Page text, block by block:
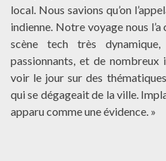
local. Nous savions qu’on
indienne. Notre voyage nous
scène tech très dynamique,
passionnants, et de nombreux
voir le jour sur des
qui se dégageait de la ville.
apparu comme une évidence. »